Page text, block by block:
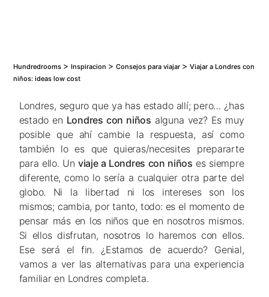
Hundredrooms >Inspiracion >Consejos para viajar >Viajar a Londres con
niños: ideas low cost
Londres, seguro que ya has estado allí; pero… ¿has
estado en Londres con niños alguna vez? Es muy
posible que ahí cambie la respuesta, así como
también lo es que quieras/necesites prepararte
para ello. Un viaje a Londres con niños es siempre
diferente, como lo sería a cualquier otra parte del
globo. Ni la libertad ni los intereses son los
mismos; cambia, por tanto, todo: es el momento de
pensar más en los niños que en nosotros mismos.
Si ellos disfrutan, nosotros lo haremos con ellos.
Ese será el fin. ¿Estamos de acuerdo? Genial,
vamos a ver las alternativas para una experiencia
familiar en Londres completa.